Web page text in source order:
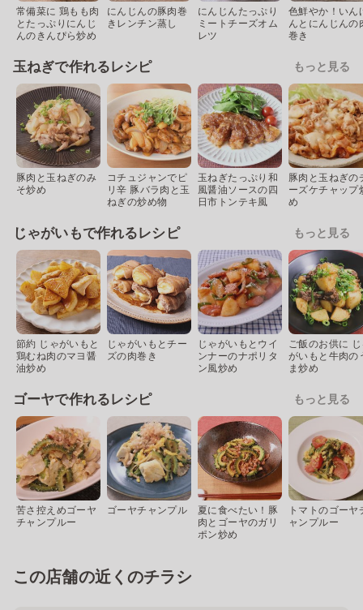
常備菜に 鶏もも肉
とたっぷりにんじ
んのきんぴら炒め
にんじんの豚肉巻
きレンチン蒸し
にんじんたっぷり
ミートチーズオム
レツ
色鮮やか！いん
んとにんじんの
巻き
玉ねぎで作れるレシピ もっと見る
豚肉と玉ねぎのみ
そ炒め
コチュジャンでピ
リ辛 豚バラ肉と玉
ねぎの炒め物
玉ねぎたっぷり和
風醤油ソースの四
日市トンテキ風
豚肉と玉ねぎの
ーズケチャップ
め
じゃがいもで作れるレシピ もっと見る
節約 じゃがいもと
鶏むね肉のマヨ醤
油炒め
じゃがいもとチー
ズの肉巻き
じゃがいもとウイ
ンナーのナポリタ
ン風炒め
ご飯のお供に
がいもと牛肉の
ま炒め
ゴーヤで作れるレシピ もっと見る
苦さ控えめゴーヤ
チャンプルー
ゴーヤチャンプル
夏に食べたい！豚
肉とゴーヤのガリ
ポン炒め
トマトのゴーヤ
ャンプルー
この店舗の近くのチラシ